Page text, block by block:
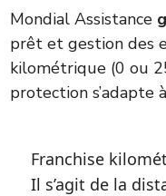
Mondial Assistance
prêt et gestion des
kilométrique (0 ou
protection s’adapte
Franchise
Il s’agit de la